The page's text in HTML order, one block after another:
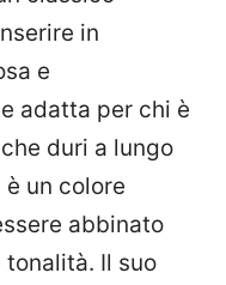
in
e
adatta per chi è
duri a lungo
un colore
abbinato
Il suo